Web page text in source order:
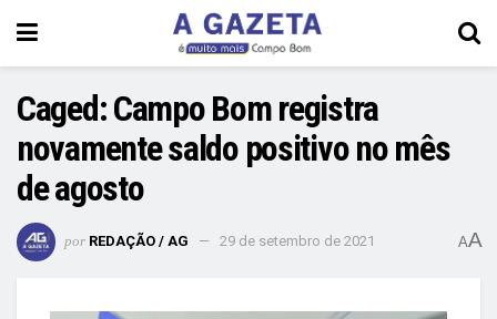
Caged: Campo Bom registra
novamente saldo positivo no mês
de agosto
por REDAÇÃO / AG 29 de setembro de 2021 AA